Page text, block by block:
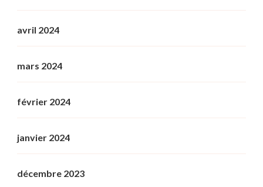
avril 2024
mars 2024
février 2024
janvier 2024
décembre 2023